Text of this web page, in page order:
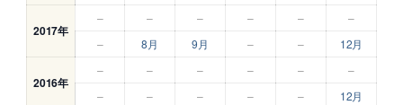
2017年
– – – – –
–
–
8月 9月 – – 12月
2016年
– – – – –
–
–
– – – – 12月